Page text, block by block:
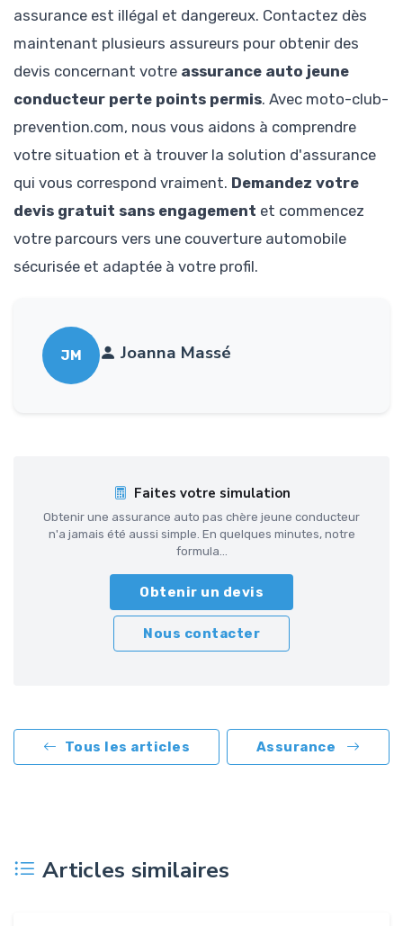
assurance est illégal et dangereux. Contactez dès
maintenant plusieurs assureurs pour obtenir des
devis concernant votre assurance auto jeune
conducteur perte points permis. Avec moto-club-
prevention.com, nous vous aidons à comprendre
votre situation et à trouver la solution d'assurance
qui vous correspond vraiment. Demandez votre
devis gratuit sans engagement et commencez
votre parcours vers une couverture automobile
sécurisée et adaptée à votre profil.
JM Joanna Massé
Faites votre simulation
Obtenir une assurance auto pas chère jeune conducteur
n'a jamais été aussi simple. En quelques minutes, notre
formula...
Obtenir un devis
Nous contacter
Tous les articles Assurance
Articles similaires